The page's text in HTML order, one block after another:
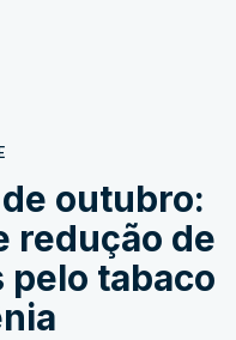
outubro:
redução de
pelo tabaco